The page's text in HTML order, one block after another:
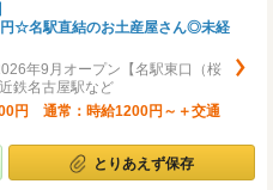
☆名駅直結のお土産屋さん◎未経
年9月オープン【名駅東口（桜
鉄名古屋駅など
円 通常：時給1200円～＋交通
とりあえず保存